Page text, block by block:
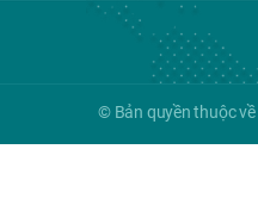
© Bản quyền thuộc về